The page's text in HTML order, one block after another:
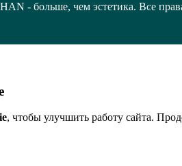
- больше, чем эстетика. Все
, чтобы улучшить работу сайта.